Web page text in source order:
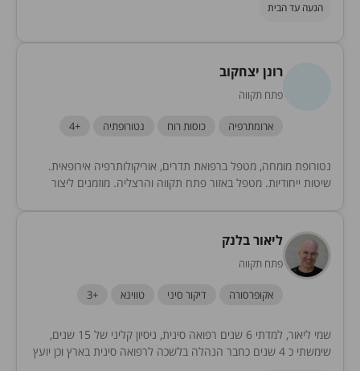
הגעה עד הבית
רונן יצחקוב
פתח תקווה
ארומתרפיה כוסות רוח נטורופתיה +4
נטורופת מומחה, מטפל ברפואת תדרים, אוריקולותרפיה אירופאית.
שיטות ייחודיות. מטפל באזור פתח תקווה והרצליה. מוזמנים ליצור
ליאור בלנק
פתח תקווה
אקופרסורה דיקור סיני טווינא +3
שמי ליאור, למדתי 6 שנים רפואה סינית, ניסיון קליני של 15 שנים,
שימשתי כ 4 שנים כחבר הנהלה בלשכה לרפואה סינית בארץ וכן יועץ